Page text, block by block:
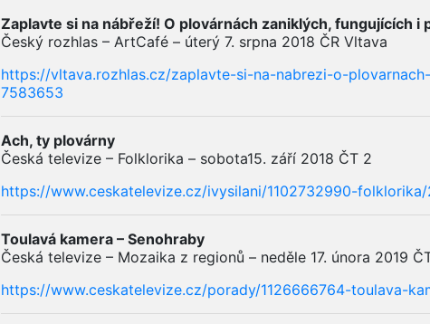
Zaplavte si na nábřeží! O plovárnách zaniklých, fungujících i
Český rozhlas – ArtCafé – úterý 7. srpna 2018 ČR Vltava
https://vltava.rozhlas.cz/zaplavte-si-na-nabrezi-o-
7583653
Ach, ty plovárny
Česká televize – Folklorika – sobota15. září 2018 ČT 2
https://www.ceskatelevize.cz/ivysilani/1102732990-
Toulavá kamera – Senohraby
Česká televize – Mozaika z regionů – neděle 17. února 2019
https://www.ceskatelevize.cz/porady/1126666764-toulava-